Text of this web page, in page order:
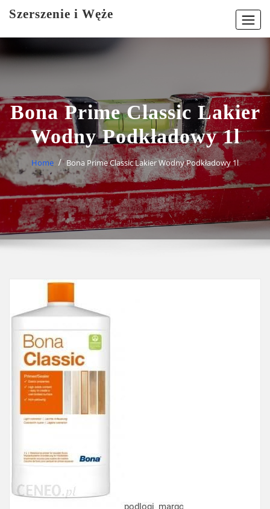
Szerszenie i Węże
Bona Prime Classic Lakier
Wodny Podkładowy 1l
Home Bona Prime Classic Lakier Wodny Podkładowy 1l